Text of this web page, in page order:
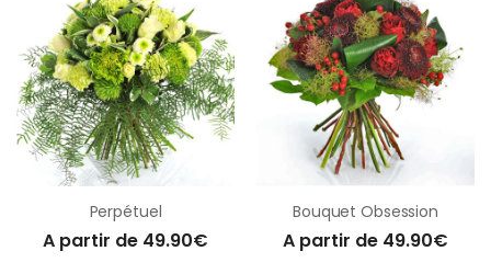
Perpétuel
A partir de 49.90€
Bouquet Obsession
A partir de 49.90€